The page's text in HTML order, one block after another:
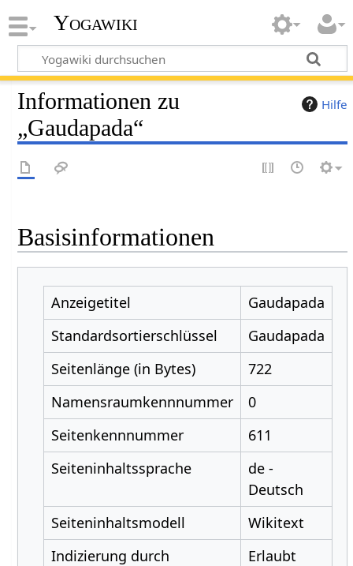
Yogawiki
Hilfe
Informationen zu
„Gaudapada“
Basisinformationen
Anzeigetitel
Gaudapada
Standardsortierschlüssel
Gaudapada
Seitenlänge (in Bytes)
722
Namensraumkennnummer
0
Seitenkennnummer
611
Seiteninhaltssprache
de -
Deutsch
Seiteninhaltsmodell
Wikitext
Indizierung durch
Erlaubt